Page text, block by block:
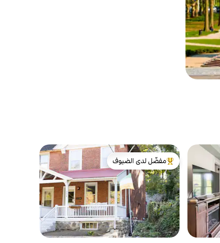
من أبرز البيوت المفضّلة لدى الضيوف
مفضّل لدى الضيوف